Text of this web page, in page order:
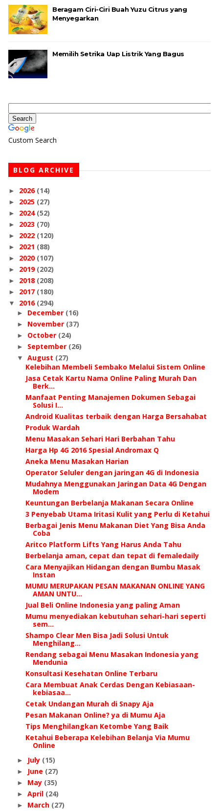
Beragam Ciri-Ciri Buah Yuzu Citrus yang
Menyegarkan
Memilih Setrika Uap Listrik Yang Bagus
Custom Search
BLOG ARCHIVE
► 2026 (14)
► 2025 (27)
► 2024 (52)
► 2023 (70)
► 2022 (120)
► 2021 (88)
► 2020 (107)
► 2019 (202)
► 2018 (208)
► 2017 (180)
▼ 2016 (294)
► December (16)
► November (37)
► October (24)
► September (26)
▼ August (27)
Kelebihan Membeli Sembako Melalui Sistem Online
Jasa Cetak Kartu Nama Online Paling Murah Dan
Berk...
Manfaat Penting Manajemen Dokumen Sebagai
Solusi I...
Android Kualitas terbaik dengan Harga Bersahabat
Produk Wardah
Menu Masakan Sehari Hari Berbahan Tahu
Harga Hp 4G 2016 Spesial Andromax Q
Aneka Menu Masakan Harian
Operator Seluler dengan jaringan 4G di Indonesia
Mudahnya Menggunakan Jaringan Data 4G Dengan
Modem
Keuntungan Berbelanja Makanan Secara Online
3 Penyebab Utama Iritasi Kulit yang Perlu di Ketahui
Berbagai Jenis Menu Makanan Diet Yang Bisa Anda
Coba
Aritco Platform Lifts Yang Harus Anda Tahu
Berbelanja aman, cepat dan tepat di femaledaily
Cara Menyajikan Hidangan dengan Bumbu Masak
Instan
MUMU MERUPAKAN PESAN MAKANAN ONLINE YANG
AMAN UNTU...
Jual Beli Online Indonesia yang paling Aman
Mumu menyediakan kebutuhan sehari-hari seperti
sem...
Shampo Clear Men Bisa Jadi Solusi Untuk
Menghilang...
Rendang sebagai Menu Masakan Indonesia yang
Mendunia
Konsultasi Kesehatan Online Terbaru
Cara Membuat Anak Cerdas Dengan Kebiasaan-
kebiasaa...
Cetak Undangan Murah di Snapy Aja
Pesan Makanan Online? ya di Mumu Aja
Tips Menghilangkan Ketombe Yang Baik
Ketahui Beberapa Kelebihan Belanja Via Mumu
Online
► July (15)
► June (27)
► May (35)
► April (24)
► March (27)